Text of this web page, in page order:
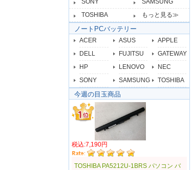
SONY
SAMSUNG
TOSHIBA
もっと見る≫
ノートPCバッテリー
ACER ASUS
APPLE
DELL
FUJITSU
GATEWAY
HP
LENOVO
NEC
SONY
SAMSUNG TOSHIBA
今週の目玉商品
税込:7,190円
TOSHIBA PA5212U-1BRS パソコン バ